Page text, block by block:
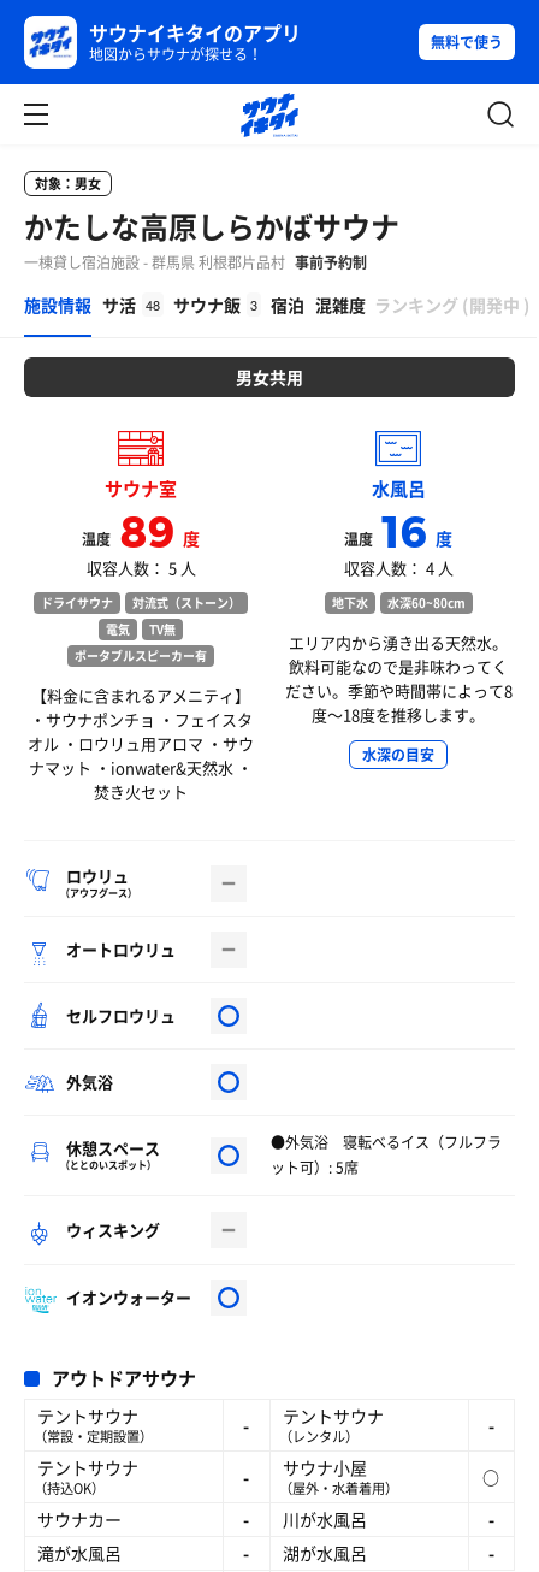
サウナイキタイのアプリ
地図からサウナが探せる！
無料で使う
対象：男女
かたしな高原しらかばサウナ
一棟貸し宿泊施設 - 群馬県 利根郡片品村 事前予約制
施設情報 サ活 48 サウナ飯 3 宿泊 混雑度 ランキング (開発中 )
男女共用
サウナ室
温度 89度
収容人数： 5 人
ドライサウナ
対流式（ストーン）
電気
TV無
ポータブルスピーカー有
【料金に含まれるアメニティ】
・サウナポンチョ ・フェイスタ
オル ・ロウリュ用アロマ ・サウ
ナマット ・ionwater&天然水 ・
焚き火セット
水風呂
温度 16度
収容人数： 4 人
地下水 水深60~80cm
エリア内から湧き出る天然水。
飲料可能なので是非味わってく
ださい。季節や時間帯によって8
度〜18度を推移します。
水深の目安
ロウリュ
（アウフグース）
オートロウリュ
セルフロウリュ
外気浴
休憩スペース
（ととのいスポット）
●外気浴 寝転べるイス（フルフラ
ット可）: 5席
ウィスキング
イオンウォーター
アウトドアサウナ
テントサウナ
（常設・定期設置） - テントサウナ
（レンタル）
-
テントサウナ
（持込OK） - サウナ小屋
（屋外・水着着用）
○
サウナカー
- 川が水風呂
-
滝が水風呂
- 湖が水風呂
-